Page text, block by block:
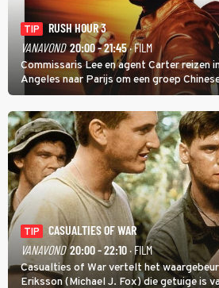
TIP
RUSH HOUR 3
VANAVOND 20:00 - 21:45· FILM
Commissaris Lee en agent Carter reizen
Angeles naar Parijs om een groep
hand aan te pakken.
TIP
CASUALTIES OF WAR
VANAVOND 20:00 - 22:10· FILM
Casualties of War vertelt het
Eriksson (Michael J. Fox) die getuige is